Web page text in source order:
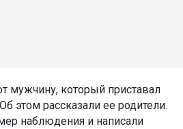
мужчину, который приставал
этом рассказали ее родители.
наблюдения и написали